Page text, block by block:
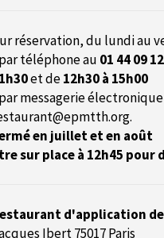
réservation, du lundi au
téléphone au 01 44 09
et de12h30 à 15h00
messagerie électronique
.
en juillet et en août
sur place à 12h45 pour
d'application de
Ibert 75017 Paris